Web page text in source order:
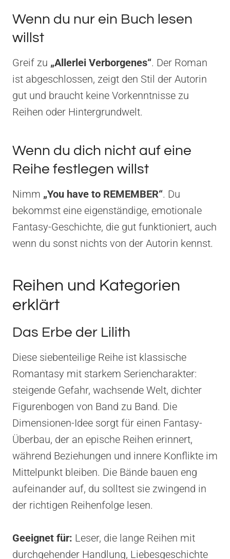
Wenn du nur ein Buch lesen
willst
Greif zu „Allerlei Verborgenes“. Der Roman
ist abgeschlossen, zeigt den Stil der Autorin
gut und braucht keine Vorkenntnisse zu
Reihen oder Hintergrundwelt.
Wenn du dich nicht auf eine
Reihe festlegen willst
Nimm „You have to REMEMBER“. Du
bekommst eine eigenständige, emotionale
Fantasy-Geschichte, die gut funktioniert, auch
wenn du sonst nichts von der Autorin kennst.
Reihen und Kategorien
erklärt
Das Erbe der Lilith
Diese siebenteilige Reihe ist klassische
Romantasy mit starkem Seriencharakter:
steigende Gefahr, wachsende Welt, dichter
Figurenbogen von Band zu Band. Die
Dimensionen-Idee sorgt für einen Fantasy-
Überbau, der an epische Reihen erinnert,
während Beziehungen und innere Konflikte im
Mittelpunkt bleiben. Die Bände bauen eng
aufeinander auf, du solltest sie zwingend in
der richtigen Reihenfolge lesen.
Geeignet für: Leser, die lange Reihen mit
durchgehender Handlung, Liebesgeschichte